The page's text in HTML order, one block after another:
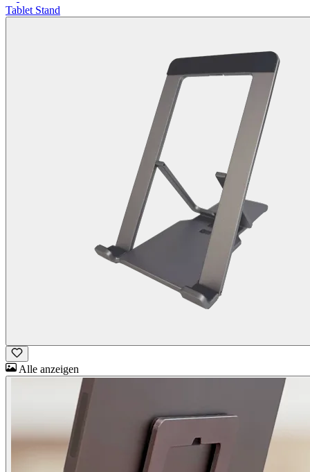
Tablet Stand
Alle anzeigen